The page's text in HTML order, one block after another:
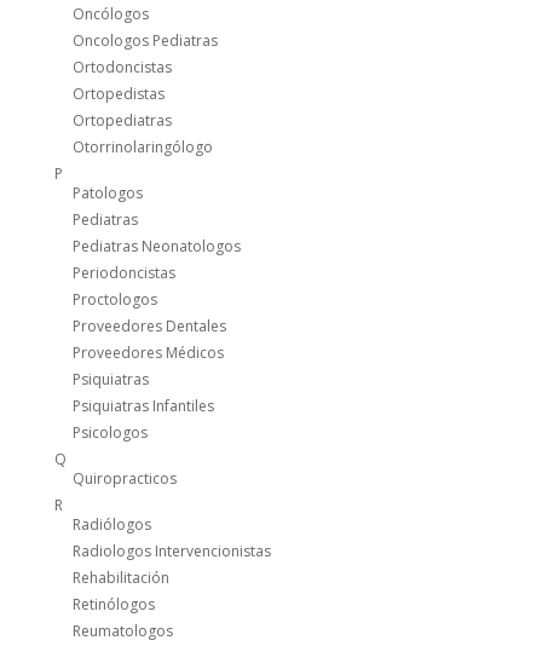
Oncólogos
Oncologos Pediatras
Ortodoncistas
Ortopedistas
Ortopediatras
Otorrinolaringólogo
P
Patologos
Pediatras
Pediatras Neonatologos
Periodoncistas
Proctologos
Proveedores Dentales
Proveedores Médicos
Psiquiatras
Psiquiatras Infantiles
Psicologos
Q
Quiropracticos
R
Radiólogos
Radiologos Intervencionistas
Rehabilitación
Retinólogos
Reumatologos